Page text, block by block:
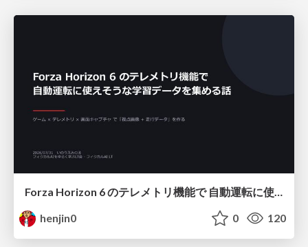
henjin0
0 120